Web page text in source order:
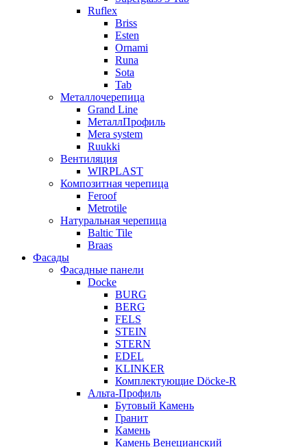
Ruflex
Briss
Esten
Ornami
Runa
Sota
Tab
Металлочерепица
Grand Line
МеталлПрофиль
Mera system
Ruukki
Вентиляция
WIRPLAST
Композитная черепица
Feroof
Metrotile
Натуральная черепица
Baltic Tile
Braas
Фасады
Фасадные панели
Docke
BURG
BERG
FELS
STEIN
STERN
EDEL
KLINKER
Комплектующие Döcke-R
Альта-Профиль
Бутовый Камень
Гранит
Камень
Камень Венецианский